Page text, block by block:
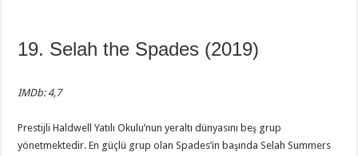
19. Selah the Spades (2019)
IMDb: 4,7
Prestijli Haldwell Yatılı Okulu’nun yeraltı dünyasını beş grup
yönetmektedir. En güçlü grup olan Spades’in başında Selah Summers